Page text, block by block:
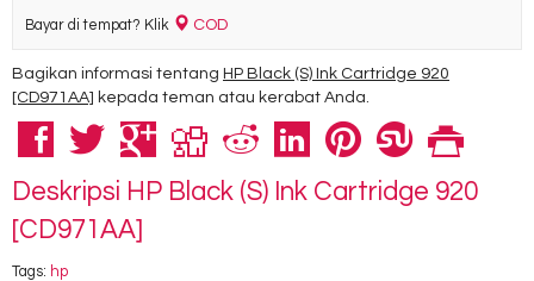
Bayar di tempat? Klik COD
Bagikan informasi tentang HP Black (S) Ink Cartridge 920
[CD971AA] kepada teman atau kerabat Anda.
Deskripsi HP Black (S) Ink Cartridge 920
[CD971AA]
Tags: hp